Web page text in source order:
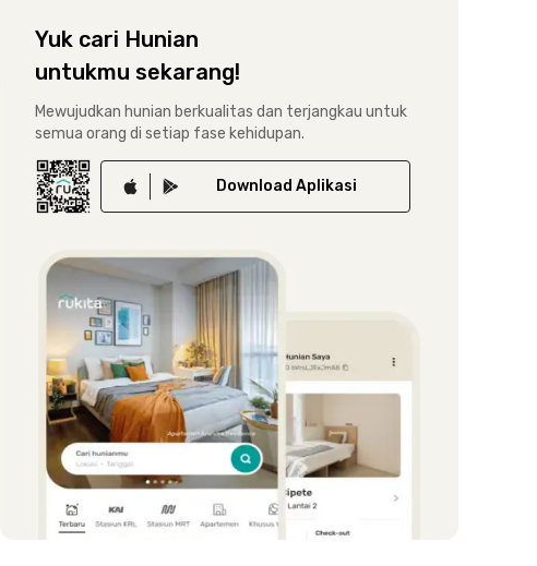
Yuk cari Hunian
untukmu sekarang!
Mewujudkan hunian berkualitas dan terjangkau untuk
semua orang di setiap fase kehidupan.
Download Aplikasi